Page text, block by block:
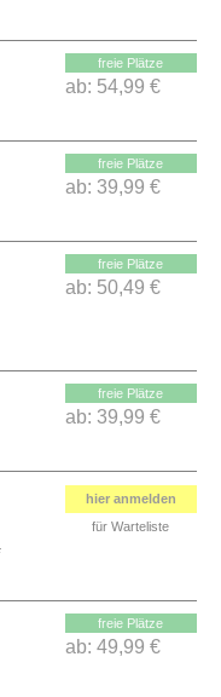
freie Plätze
ab: 54,99 €
freie Plätze
ab: 39,99 €
freie Plätze
ab: 50,49 €
freie Plätze
ab: 39,99 €
hier anmelden
für Warteliste
freie Plätze
ab: 49,99 €